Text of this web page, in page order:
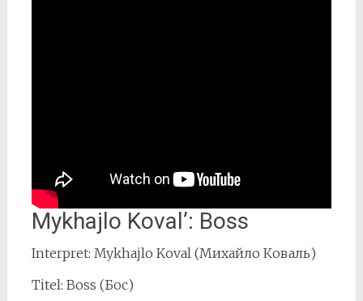
Mykhajlo Koval’: Boss
Interpret: Mykhajlo Koval (Михайло Коваль)
Titel: Boss (Бос)